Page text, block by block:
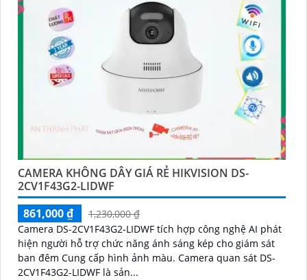
CAMERA KHÔNG DÂY GIÁ RẺ HIKVISION DS-
2CV1F43G2-LIDWF
861,000 ₫
1,230,000 ₫
Camera DS-2CV1F43G2-LIDWF tích hợp công nghệ AI phát
hiện người hỗ trợ chức năng ánh sáng kép cho giám sát
ban đêm Cung cấp hình ảnh màu. Camera quan sát DS-
2CV1F43G2-LIDWF là sản...